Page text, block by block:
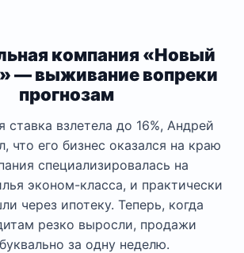
компания «Новый
— выживание вопреки
прогнозам
ставка взлетела до 16%, Андрей
что его бизнес оказался на краю
специализировалась на
эконом-класса, и практически
через ипотеку. Теперь, когда
резко выросли, продажи
за одну неделю.